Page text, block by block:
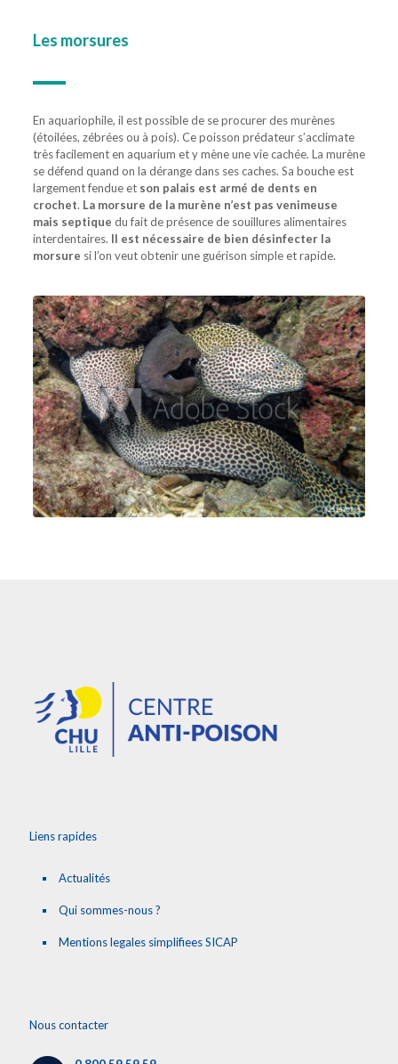
Les morsures
En aquariophile, il est possible de se procurer des murènes
(étoilées, zébrées ou à pois). Ce poisson prédateur s’acclimate
très facilement en aquarium et y mène une vie cachée. La murène
se défend quand on la dérange dans ses caches. Sa bouche est
largement fendue et son palais est armé de dents en
crochet. La morsure de la murène n’est pas venimeuse
mais septique du fait de présence de souillures alimentaires
interdentaires. Il est nécessaire de bien désinfecter la
morsure si l’on veut obtenir une guérison simple et rapide.
Liens rapides
Actualités
Qui sommes-nous ?
Mentions legales simplifiees SICAP
Nous contacter